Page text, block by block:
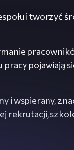
i tworzyć
pojawiają
i wspierany,
rekrutacji,